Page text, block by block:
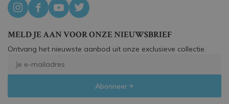
MELD JE AAN VOOR ONZE NIEUWSBRIEF
Ontvang het nieuwste aanbod uit onze exclusieve collectie.
Abonneer